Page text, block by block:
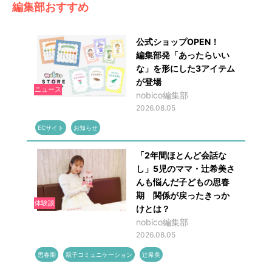
編集部おすすめ
ニュース
公式ショップOPEN！
編集部発「あったらいい
な」を形にした3アイテム
が登場
nobico編集部
2026.08.05
ECサイト お知らせ
体験談
「2年間ほとんど会話な
し」5児のママ・辻希美さ
んも悩んだ子どもの思春
期 関係が戻ったきっか
けとは？
nobico編集部
2026.08.05
思春期 親子コミュニケーション 辻希美